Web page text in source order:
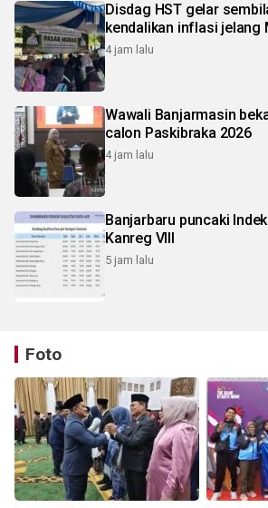
Disdag HST gelar
kendalikan inflasi jelang
4 jam lalu
Wawali Banjarmasin
calon Paskibraka 2026
4 jam lalu
Banjarbaru puncaki
Kanreg VIII
5 jam lalu
Foto